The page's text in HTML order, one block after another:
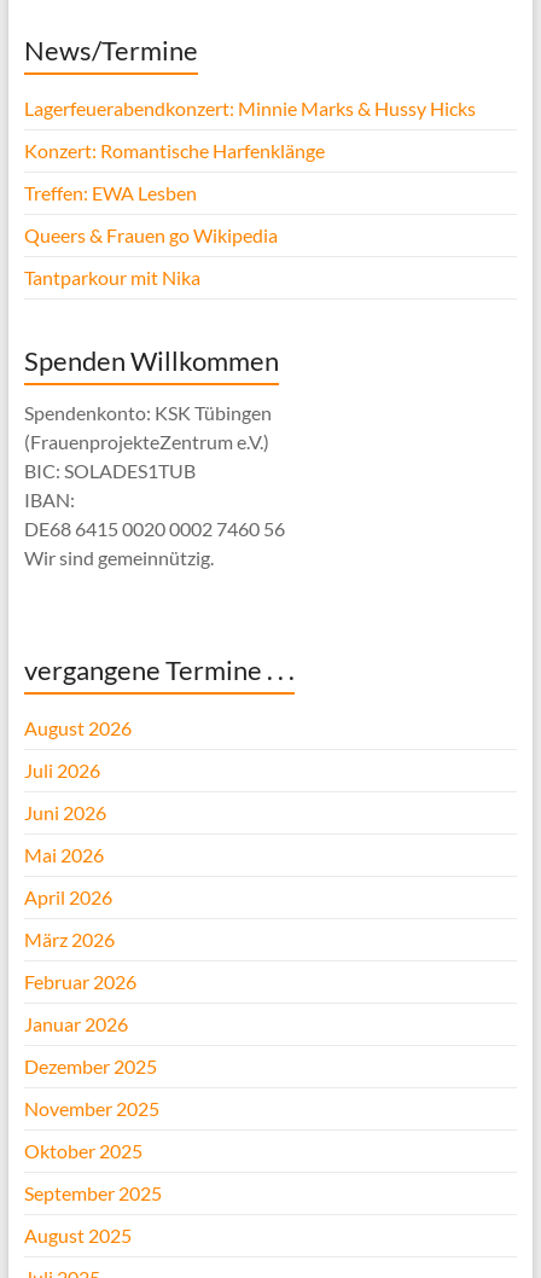
News/Termine
Lagerfeuerabendkonzert: Minnie Marks & Hussy Hicks
Konzert: Romantische Harfenklänge
Treffen: EWA Lesben
Queers & Frauen go Wikipedia
Tantparkour mit Nika
Spenden Willkommen
Spendenkonto: KSK Tübingen
(FrauenprojekteZentrum e.V.)
BIC: SOLADES1TUB
IBAN:
DE68 6415 0020 0002 7460 56
Wir sind gemeinnützig.
vergangene Termine . . .
August 2026
Juli 2026
Juni 2026
Mai 2026
April 2026
März 2026
Februar 2026
Januar 2026
Dezember 2025
November 2025
Oktober 2025
September 2025
August 2025